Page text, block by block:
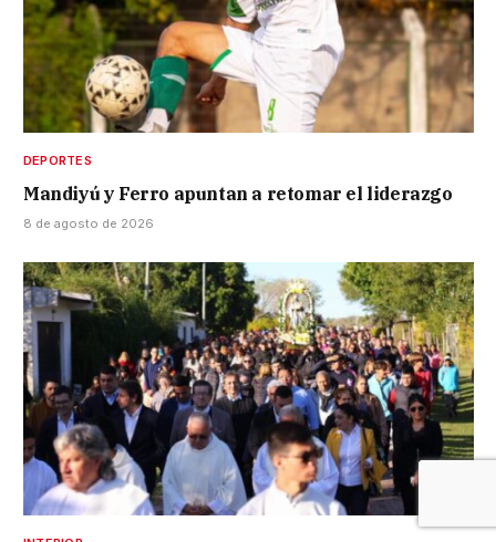
DEPORTES
Mandiyú y Ferro apuntan a retomar el liderazgo
8 de agosto de 2026